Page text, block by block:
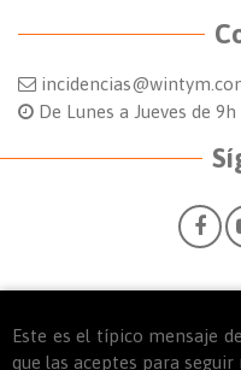
De Lunes a Jueves de
Este es el típico mensaje
que las aceptes para
© 2025WINTYM.